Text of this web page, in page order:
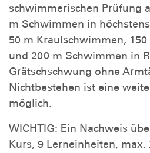
schwimmerischen Prüfung
m Schwimmen in
50 m Kraulschwimmen,
und 200 m Schwimmen in
Grätschschwung ohne
Nichtbestehen ist eine
möglich.
WICHTIG: Ein Nachweis
Kurs, 9 Lerneinheiten,